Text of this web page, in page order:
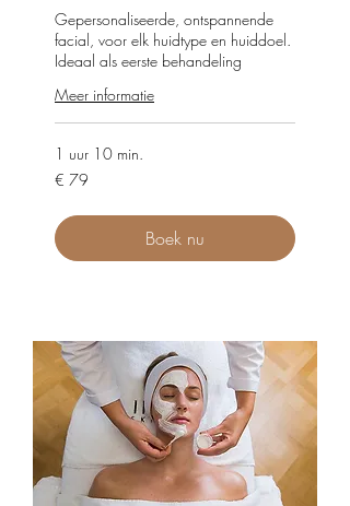
Gepersonaliseerde, ontspannende
facial, voor elk huidtype en huiddoel.
Ideaal als eerste behandeling
Meer informatie
1 uur 10 min.
79
euro
€ 79
Boek nu